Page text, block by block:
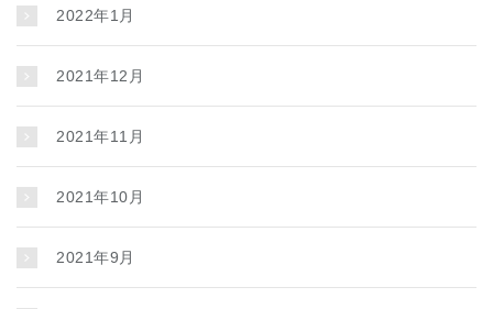
2022年1月
2021年12月
2021年11月
2021年10月
2021年9月